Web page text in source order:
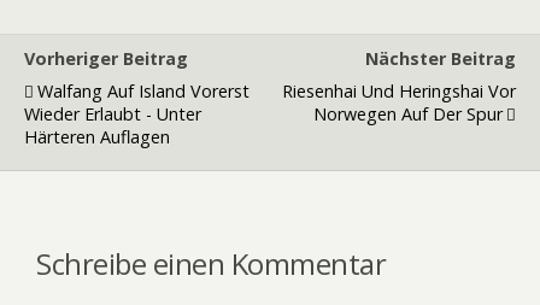
Vorheriger Beitrag
Walfang Auf Island Vorerst
Wieder Erlaubt - Unter
Härteren Auflagen
Nächster Beitrag
Riesenhai Und Heringshai Vor
Norwegen Auf Der Spur
Schreibe einen Kommentar